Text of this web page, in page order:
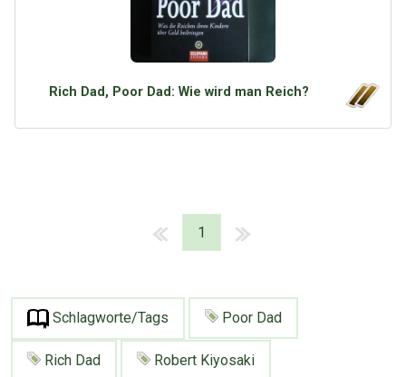
Rich Dad, Poor Dad: Wie wird man Reich?
1
Schlagworte/Tags Poor Dad
Rich Dad Robert Kiyosaki